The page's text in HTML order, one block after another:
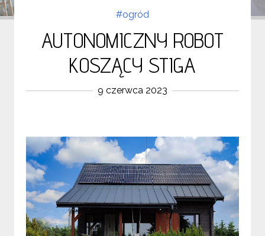
#ogród
AUTONOMICZNY ROBOT
KOSZĄCY STIGA
9 czerwca 2023